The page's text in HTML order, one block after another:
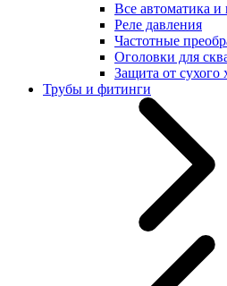
Все автоматика
Реле давления
Частотные
Оголовки для
Защита от сухого
Трубы и фитинги